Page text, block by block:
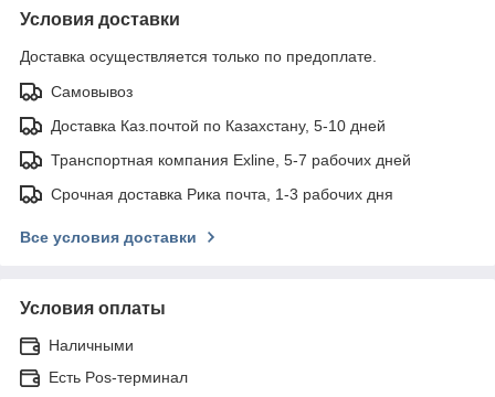
Условия доставки
Доставка осуществляется только по предоплате.
Самовывоз
Доставка Каз.почтой по Казахстану, 5-10 дней
Транспортная компания Exline, 5-7 рабочих дней
Срочная доставка Рика почта, 1-3 рабочих дня
Все условия доставки
Условия оплаты
Наличными
Есть Pos-терминал